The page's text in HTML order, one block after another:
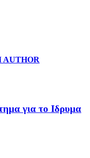
AUTHOR
για το Ιδρυμα